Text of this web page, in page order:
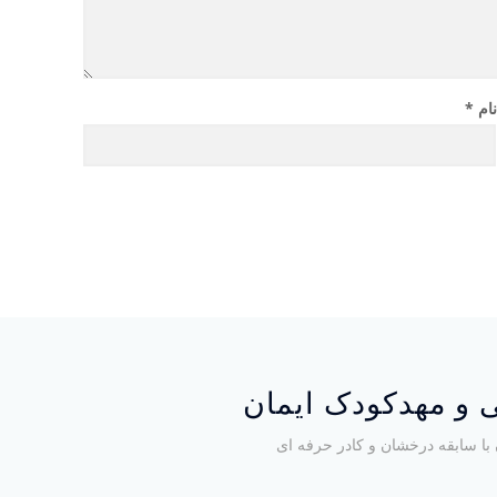
نام *
و مهدکودک ایمان
سابقه درخشان و کادر حرفه ای